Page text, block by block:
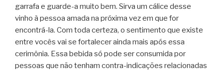
garrafa e guarde-a muito bem. Sirva um cálice desse
vinho à pessoa amada na próxima vez em que for
encontrá-la. Com toda certeza, o sentimento que existe
entre vocês vai se fortalecer ainda mais após essa
cerimônia. Essa bebida só pode ser consumida por
pessoas que não tenham contra-indicações relacionadas